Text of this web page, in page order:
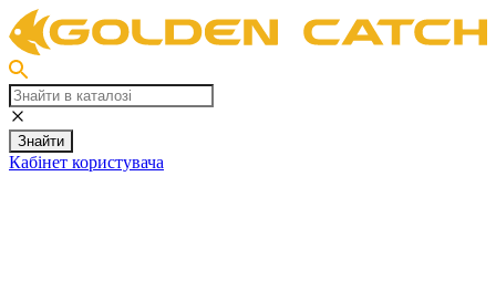
Знайти
Кабінет користувача